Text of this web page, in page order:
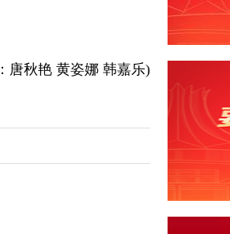
唐秋艳 黄姿娜 韩嘉乐)